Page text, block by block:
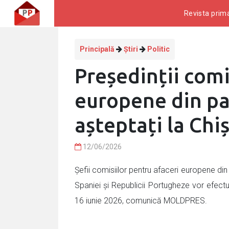
Revista
Principală Știri Politic
Președinții
europene din
așteptați la
12/06/2026
Șefii comisiilor pentru afaceri europene
Spaniei și Republicii Portugheze vor
16 iunie 2026, comunică MOLDPRES.